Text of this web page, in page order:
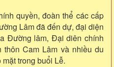
quyền, đoàn thể các cấp
Lâm đã đến dự, đại diện
Đường lâm, Đại diên chính
thôn Cam Lâm và nhiều du
trong buổi Lễ.